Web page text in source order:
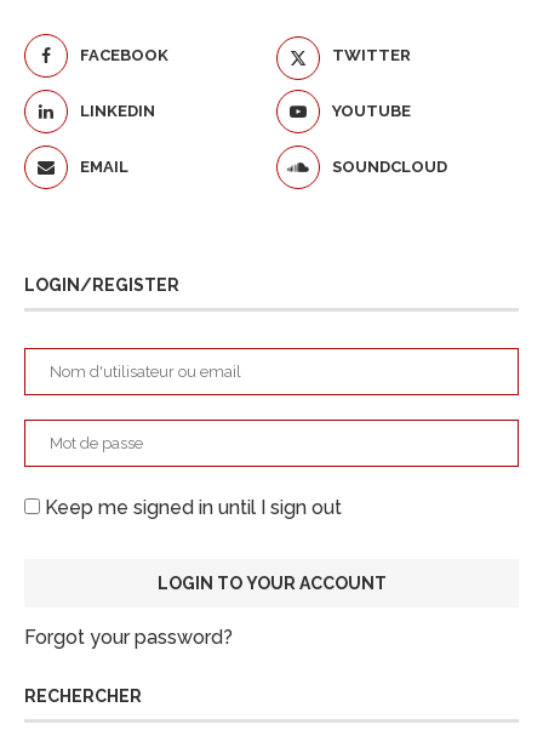
FACEBOOK TWITTER
LINKEDIN YOUTUBE
EMAIL SOUNDCLOUD
LOGIN/REGISTER
Keep me signed in until I sign out
Forgot your password?
RECHERCHER